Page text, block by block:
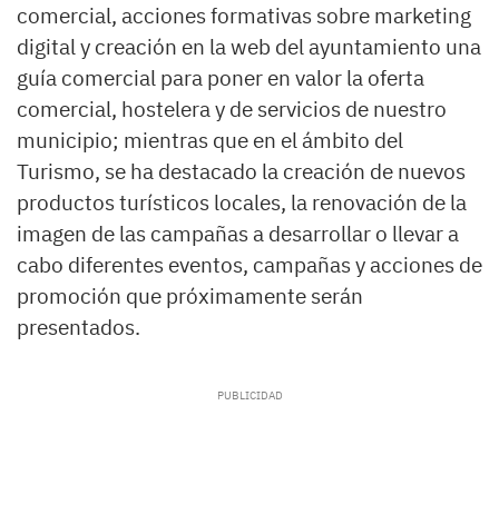
comercial, acciones formativas sobre marketing
digital y creación en la web del ayuntamiento una
guía comercial para poner en valor la oferta
comercial, hostelera y de servicios de nuestro
municipio; mientras que en el ámbito del
Turismo, se ha destacado la creación de nuevos
productos turísticos locales, la renovación de la
imagen de las campañas a desarrollar o llevar a
cabo diferentes eventos, campañas y acciones de
promoción que próximamente serán
presentados.